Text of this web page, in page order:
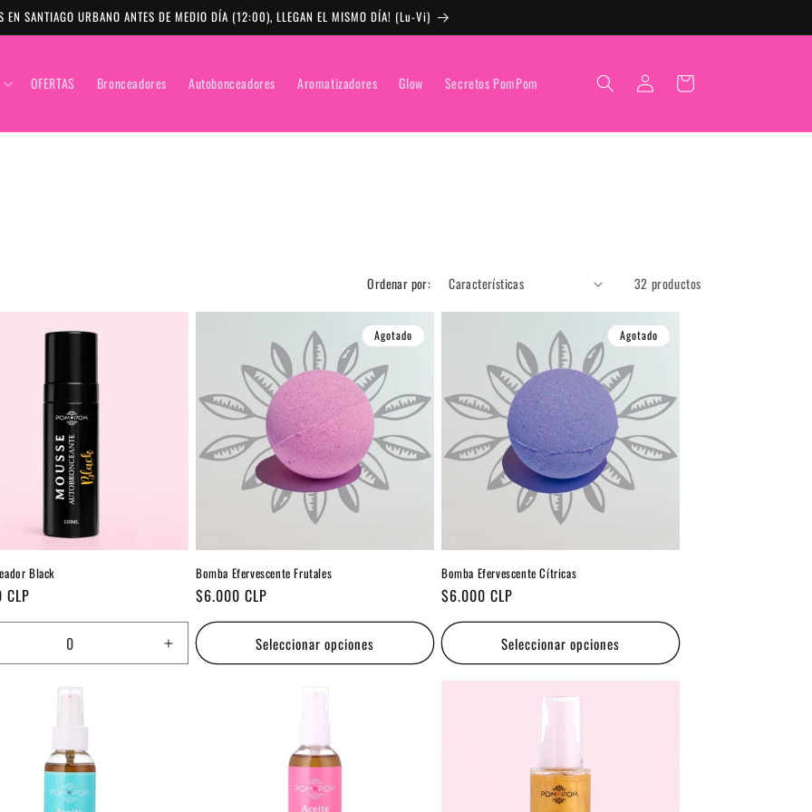
EN SANTIAGO URBANO ANTES DE MEDIO DÍA (12:00), LLEGAN EL MISMO DÍA! (Lu-Vi)
OFERTAS Bronceadores Autobonceadores Aromatizadores Glow Secretos PomPom
Iniciar
sesión
Carrito
Ordenar por: 32 productos
Black
Aumentar
cantidad
Agotado
Bomba Efervescente Frutales
Precio
habitual
$6.000 CLP
Seleccionar opciones
Agotado
Bomba Efervescente Cítricas
Precio
habitual
$6.000 CLP
Seleccionar opciones